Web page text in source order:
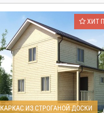
ХИТ
КАРКАС ИЗ СТРОГАНОЙ ДОСКИ